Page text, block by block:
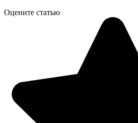
Оцените статью